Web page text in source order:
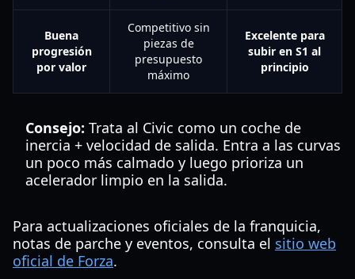
Buena
progresión
por valor
Competitivo sin
piezas de
presupuesto
máximo
Excelente para
subir en S1 al
principio
Consejo: Trata al Civic como un coche de
inercia + velocidad de salida. Entra a las curvas
un poco más calmado y luego prioriza un
acelerador limpio en la salida.
Para actualizaciones oficiales de la franquicia,
notas de parche y eventos, consulta el sitio web
oficial de Forza.